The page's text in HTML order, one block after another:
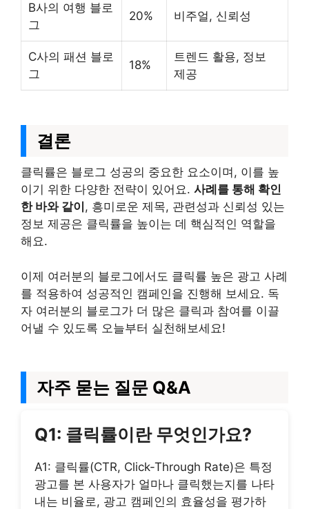
B사의 여행 블로
그
20% 비주얼, 신뢰성
C사의 패션 블로
그
18%
트렌드 활용, 정보
제공
결론
클릭률은 블로그 성공의 중요한 요소이며, 이를 높
이기 위한 다양한 전략이 있어요. 사례를 통해 확인
한 바와 같이 , 흥미로운 제목, 관련성과 신뢰성 있는
정보 제공은 클릭률을 높이는 데 핵심적인 역할을
해요.
이제 여러분의 블로그에서도 클릭률 높은 광고 사례
를 적용하여 성공적인 캠페인을 진행해 보세요. 독
자 여러분의 블로그가 더 많은 클릭과 참여를 이끌
어낼 수 있도록 오늘부터 실천해보세요!
자주 묻는 질문 Q&A
Q1: 클릭률이란 무엇인가요?
A1: 클릭률(CTR, Click-Through Rate)은 특정
광고를 본 사용자가 얼마나 클릭했는지를 나타
내는 비율로, 광고 캠페인의 효율성을 평가하